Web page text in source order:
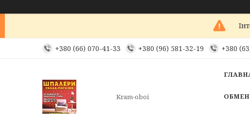
+380 (66) 070-41-33 +380 (96) 581-32-19 +380
Kram-oboi